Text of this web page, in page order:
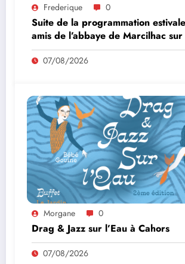
Frederique 0
Suite de la programmation
amis de l’abbaye de Marcilhac
07/08/2026
Morgane 0
Drag & Jazz sur l’Eau à Cahors
07/08/2026